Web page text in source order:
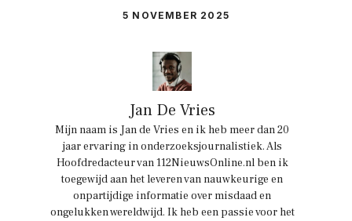
5 NOVEMBER 2025
Jan De Vries
Mijn naam is Jan de Vries en ik heb meer dan 20
jaar ervaring in onderzoeksjournalistiek. Als
Hoofdredacteur van 112NieuwsOnline.nl ben ik
toegewijd aan het leveren van nauwkeurige en
onpartijdige informatie over misdaad en
ongelukken wereldwijd. Ik heb een passie voor het